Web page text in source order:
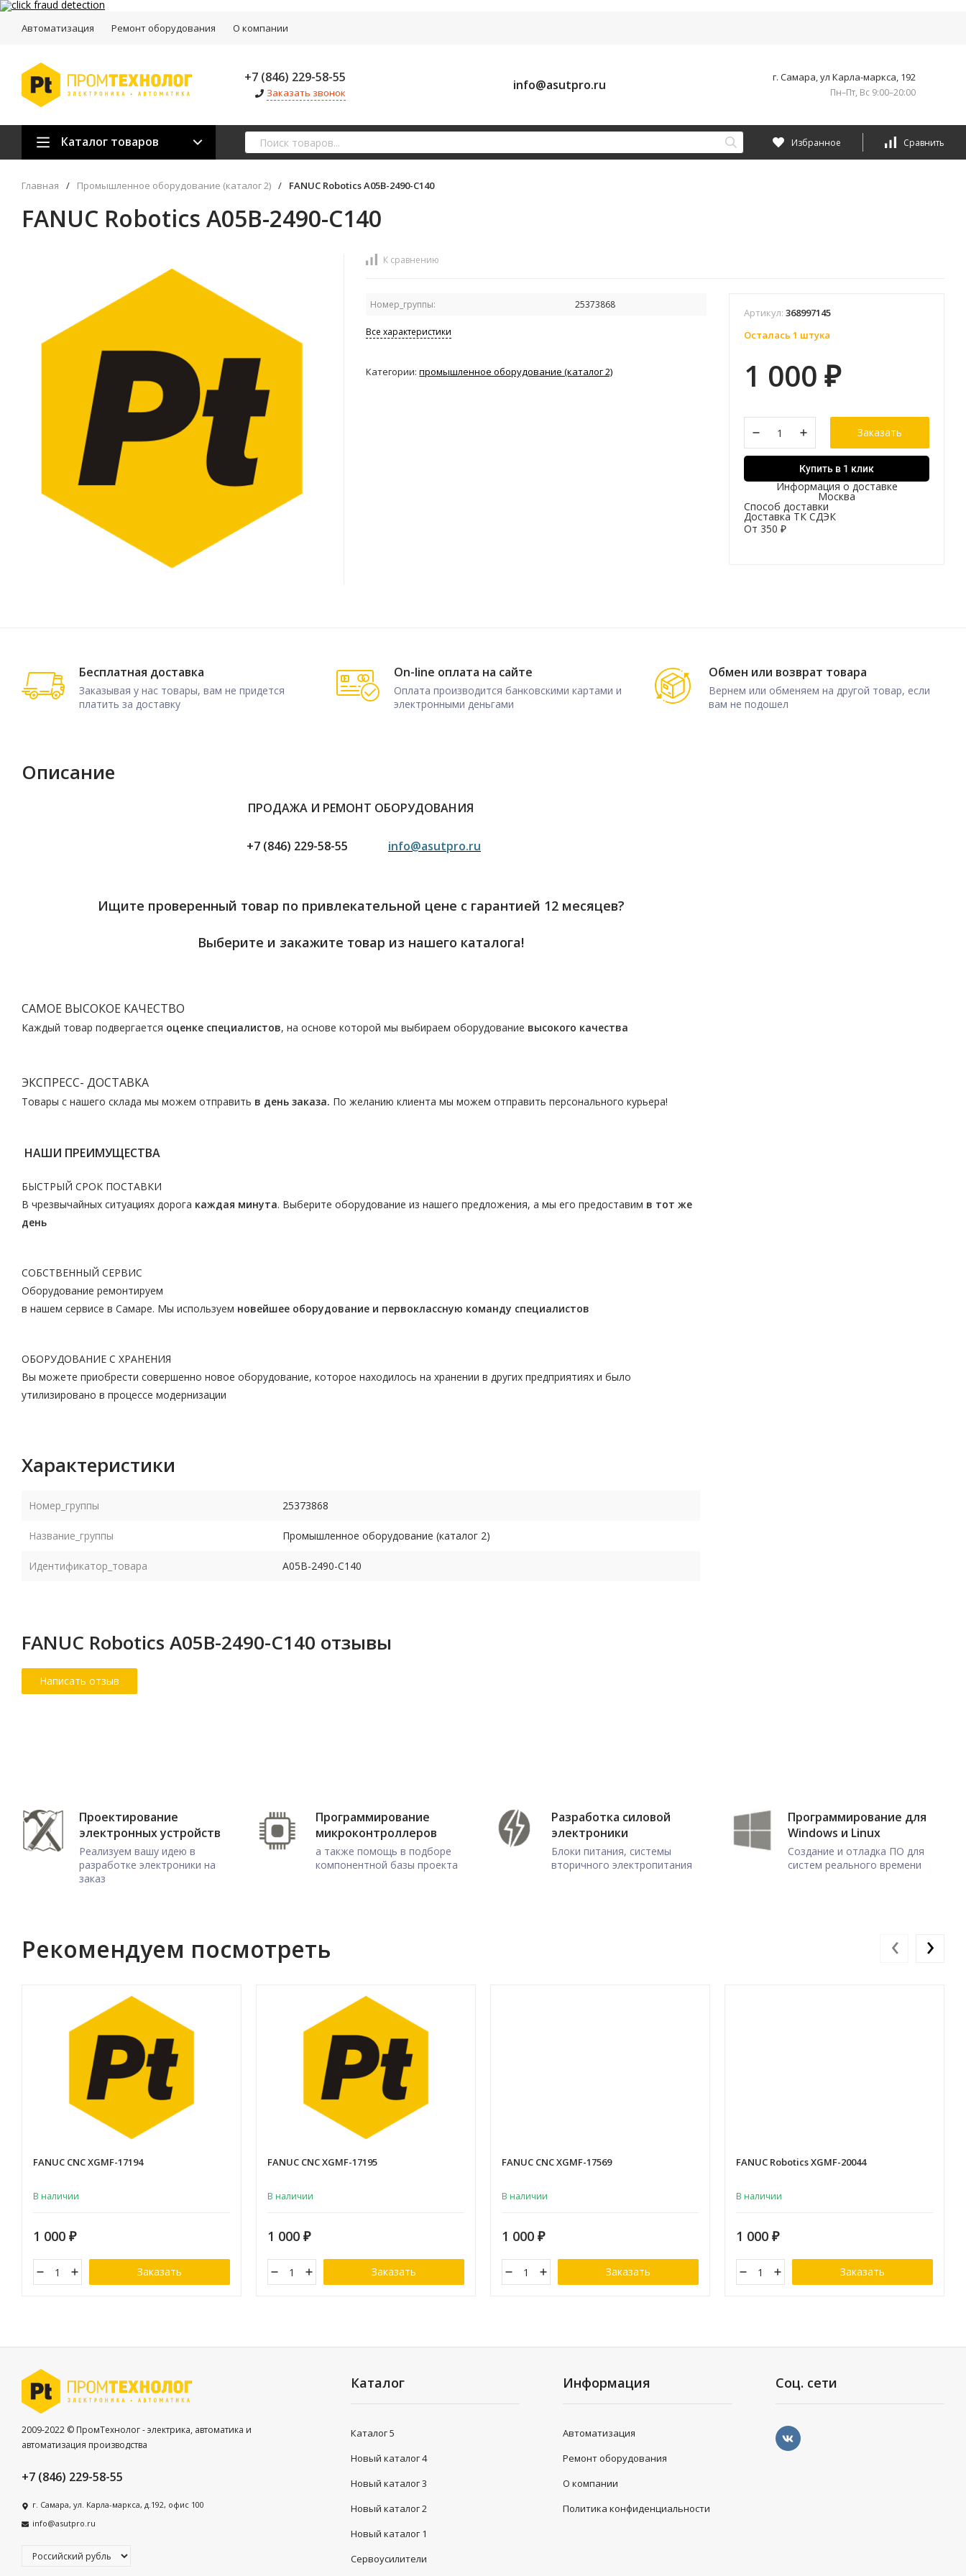
Автоматизация Ремонт оборудования О компании
+7 (846) 229-58-55
Заказать звонок info@asutpro.ru г. Самара, ул Карла-маркса, 192
Пн–Пт, Вс 9:00–20:00
Каталог товаров Избранное Сравнить
Главная / Промышленное оборудование (каталог 2) / FANUC Robotics A05B-2490-C140
FANUC Robotics A05B-2490-C140
К сравнению
Номер_группы: 25373868
Все характеристики
Категории:промышленное оборудование (каталог 2)
Артикул: 368997145
Осталась 1 штука
1 000 ₽
Заказать
Купить в 1 клик
Информация о доставке
Москва
Способ доставки
Доставка ТК СДЭК
От 350 ₽
Бесплатная доставка
Заказывая у нас товары, вам не придется
платить за доставку
On-line оплата на сайте
Оплата производится банковскими картами и
электронными деньгами
Обмен или возврат товара
Вернем или обменяем на другой товар, если
вам не подошел
Описание
ПРОДАЖА И РЕМОНТ ОБОРУДОВАНИЯ
+7 (846) 229-58-55 info@asutpro.ru
Ищите проверенный товар по привлекательной цене с гарантией 12 месяцев?
Выберите и закажите товар из нашего каталога!
САМОЕ ВЫСОКОЕ КАЧЕСТВО
Каждый товар подвергается оценке специалистов, на основе которой мы выбираем оборудование высокого качества
ЭКСПРЕСС- ДОСТАВКА
Товары с нашего склада мы можем отправить в день заказа. По желанию клиента мы можем отправить персонального курьера!
НАШИ ПРЕИМУЩЕСТВА
БЫСТРЫЙ СРОК ПОСТАВКИ
В чрезвычайных ситуациях дорога каждая минута. Выберите оборудование из нашего предложения, а мы его предоставим в тот же
день
СОБСТВЕННЫЙ СЕРВИС
Оборудование ремонтируем
в нашем сервисе в Самаре. Мы используем новейшее оборудование и первоклассную команду специалистов
ОБОРУДОВАНИЕ С ХРАНЕНИЯ
Вы можете приобрести совершенно новое оборудование, которое находилось на хранении в других предприятиях и было
утилизировано в процессе модернизации
Характеристики
Номер_группы 25373868
Название_группы Промышленное оборудование (каталог 2)
Идентификатор_товара A05B-2490-C140
FANUC Robotics A05B-2490-C140 отзывы
Проектирование
электронных устройств
Реализуем вашу идею в
разработке электроники на
заказ
Программирование
микроконтроллеров
а также помощь в подборе
компонентной базы проекта
Разработка силовой
электроники
Блоки питания, системы
вторичного электропитания
Программирование для
Windows и Linux
Создание и отладка ПО для
систем реального времени
Рекомендуем посмотреть
FANUC CNC XGMF-17194
В наличии
1 000 ₽
Заказать
FANUC CNC XGMF-17195
В наличии
1 000 ₽
Заказать
FANUC CNC XGMF-17569
В наличии
1 000 ₽
Заказать
FANUC Robotics XGMF-20044
В наличии
1 000 ₽
Заказать
‹ ›
2009-2022 © ПромТехнолог - электрика, автоматика и
автоматизация производства
+7 (846) 229-58-55
г. Самара, ул. Карла-маркса, д.192, офис 100
info@asutpro.ru
Каталог
Каталог 5
Новый каталог 4
Новый каталог 3
Новый каталог 2
Новый каталог 1
Сервоусилители
Информация
Автоматизация
Ремонт оборудования
О компании
Политика конфиденциальности
Соц. сети